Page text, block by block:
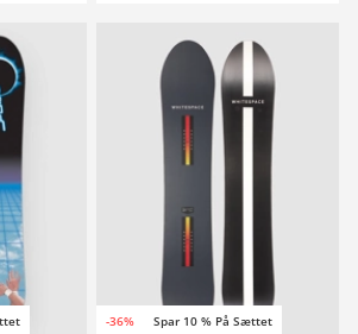
-36% Spar 10 % På Sættet